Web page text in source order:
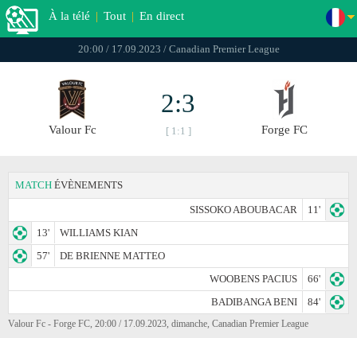
À la télé | Tout | En direct
20:00 / 17.09.2023 / Canadian Premier League
Valour Fc
2:3
[ 1:1 ] Forge FC
MATCH ÉVÈNEMENTS
SISSOKO ABOUBACAR
11'
13'
WILLIAMS KIAN
57'
DE BRIENNE MATTEO
WOOBENS PACIUS
66'
BADIBANGA BENI
84'
Valour Fc - Forge FC, 20:00 / 17.09.2023, dimanche, Canadian Premier League